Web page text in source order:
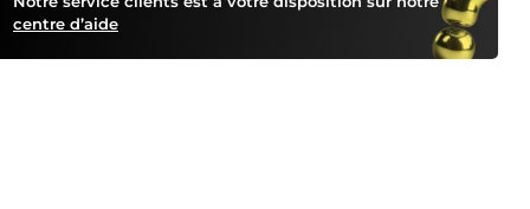
centre d’aide